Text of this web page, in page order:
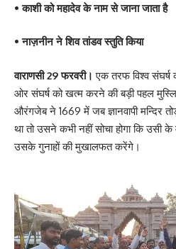
• काशी को महादेव के नाम से जाना जाता है
• नाज़नीन ने शिव तांडव स्तुति किया
वाराणसी 29 फरवरी। एक तरफ विश्व संघर्ष
ओर संघर्ष को खत्म करने की बड़ी पहल
औरंगजेब ने 1669 में जब ज्ञानवापी मन्दिर
था तो उसने कभी नहीं सोचा होगा कि उसी
उसके गुनाहों की मुखालफत करेंगे।